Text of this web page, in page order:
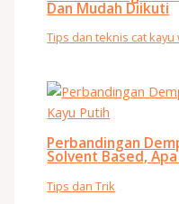
Dan Mudah Diikuti
Tips dan teknis cat
Perbandingan
Solvent Based,
Tips dan Trik